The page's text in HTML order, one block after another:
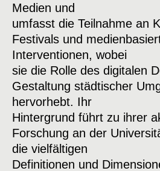
Medien und
umfasst die Teilnahme an
Festivals und
Interventionen, wobei
sie die Rolle des digitalen
Gestaltung städtischer
hervorhebt. Ihr
Hintergrund führt zu ihrer
Forschung an der
die vielfältigen
Definitionen und